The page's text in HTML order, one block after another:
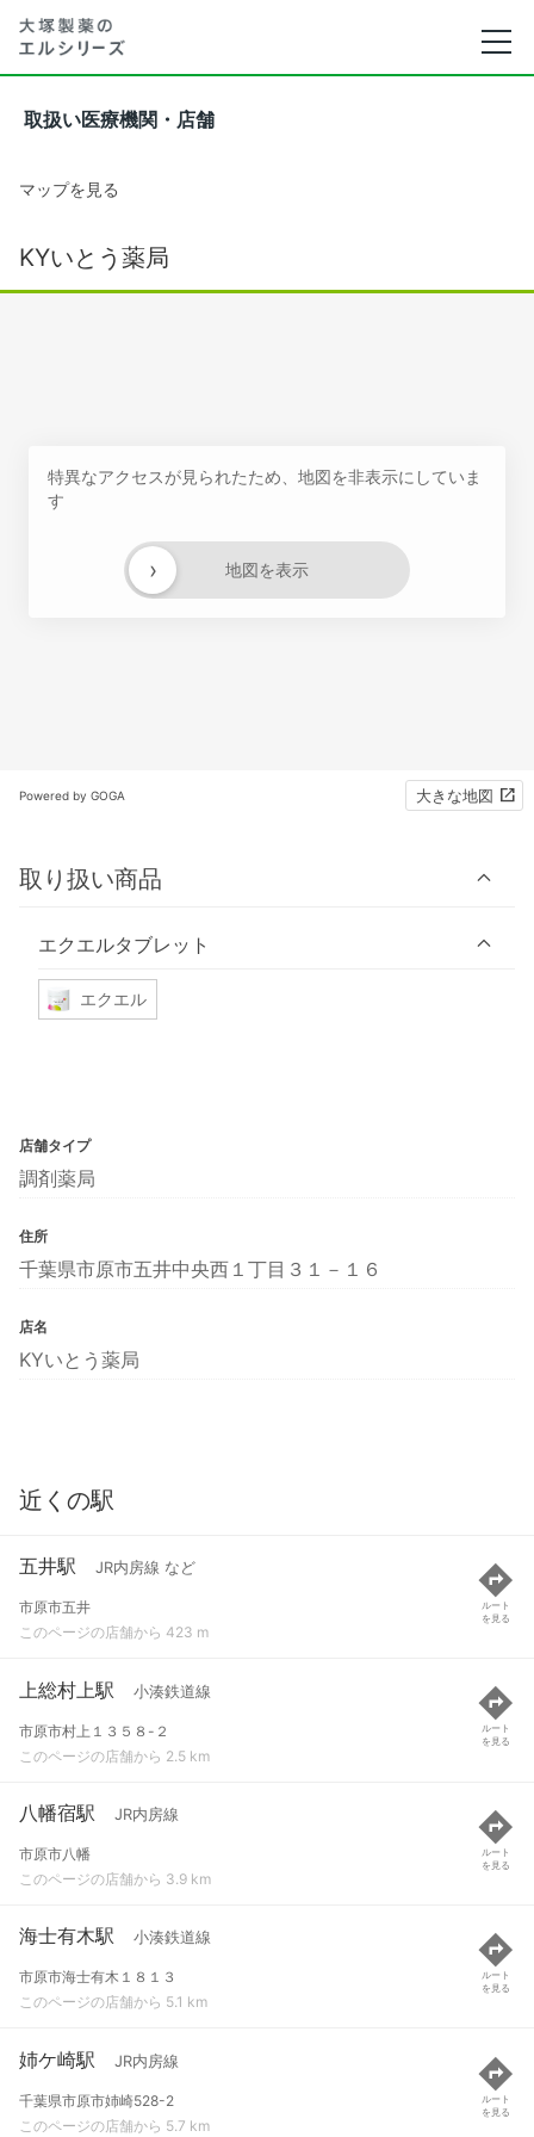
取扱い医療機関・店舗
マップを見る
KYいとう薬局
特異なアクセスが見られたため、地図を非表示にしていま
す
地図を表示
›
Powered by GOGA 大きな地図
取り扱い商品
エクエルタブレット
エクエル
店舗タイプ
調剤薬局
住所
千葉県市原市五井中央西１丁目３１－１６
店名
KYいとう薬局
近くの駅
五井駅 JR内房線 など
市原市五井
このページの店舗から 423 m
ルート
を見る
上総村上駅 小湊鉄道線
市原市村上１３５８-２
このページの店舗から 2.5 km
ルート
を見る
八幡宿駅 JR内房線
市原市八幡
このページの店舗から 3.9 km
ルート
を見る
海士有木駅 小湊鉄道線
市原市海士有木１８１３
このページの店舗から 5.1 km
ルート
を見る
姉ケ崎駅 JR内房線
千葉県市原市姉崎528-2
このページの店舗から 5.7 km
ルート
を見る